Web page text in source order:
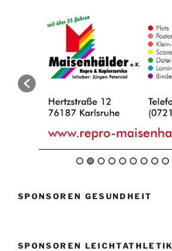
SPONSOREN GESUNDHEIT
SPONSOREN LEICHTATHLETIK